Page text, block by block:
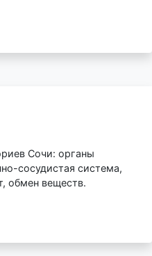
Сочи: органы
сосудистая система,
обмен веществ.